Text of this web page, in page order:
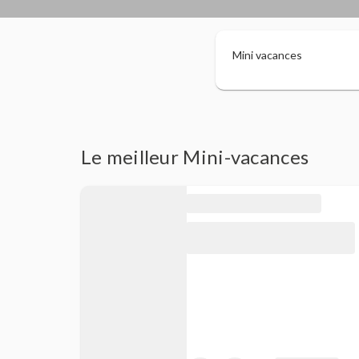
Mini vacances
Le meilleur Mini-vacances